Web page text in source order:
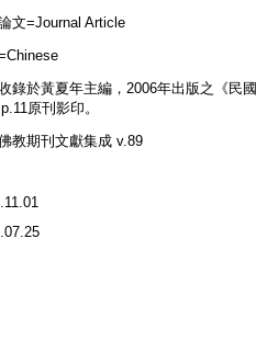
文=Journal Article
錄於黃夏年主編，2006年出版之《民
原刊影印。
教期刊文獻集成 v.89